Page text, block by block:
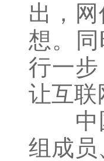
出，
想。
行一
让互联
中国
组成员